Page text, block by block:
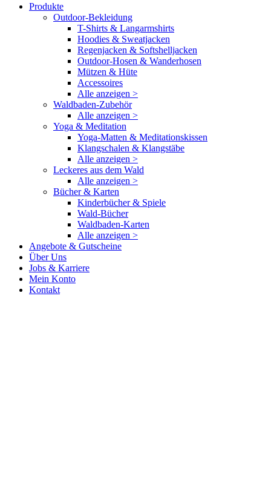
Produkte
Outdoor-Bekleidung
T-Shirts & Langarmshirts
Hoodies & Sweatjacken
Regenjacken & Softshelljacken
Outdoor-Hosen & Wanderhosen
Mützen & Hüte
Accessoires
Alle anzeigen >
Waldbaden-Zubehör
Alle anzeigen >
Yoga & Meditation
Yoga-Matten & Meditationskissen
Klangschalen & Klangstäbe
Alle anzeigen >
Leckeres aus dem Wald
Alle anzeigen >
Bücher & Karten
Kinderbücher & Spiele
Wald-Bücher
Waldbaden-Karten
Alle anzeigen >
Angebote & Gutscheine
Über Uns
Jobs & Karriere
Mein Konto
Kontakt